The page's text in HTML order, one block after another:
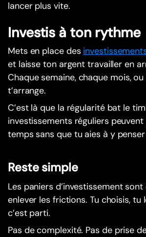
lancer plus vite.
Investis à ton rythme
Mets en place des
et laisse ton argent travailler en
Chaque semaine, chaque mois,
t’arrange.
C’est là que la régularité bat le
investissements réguliers
temps sans que tu aies à y
Reste simple
Les paniers d’investissement
enlever les frictions. Tu choisis, tu
c’est parti.
Pas de complexité. Pas de prise